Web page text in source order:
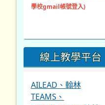
學校gmail帳號登入)
線上教學平台
AILEAD、翰林
TEAMS、